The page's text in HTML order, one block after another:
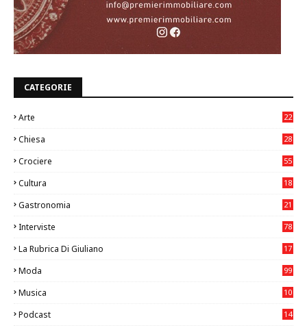
CATEGORIE
Arte
22
Chiesa
28
Crociere 55
Cultura
18
Gastronomia
21
Interviste 78
La Rubrica Di Giuliano
17
Moda 99
Musica
10
Podcast 14